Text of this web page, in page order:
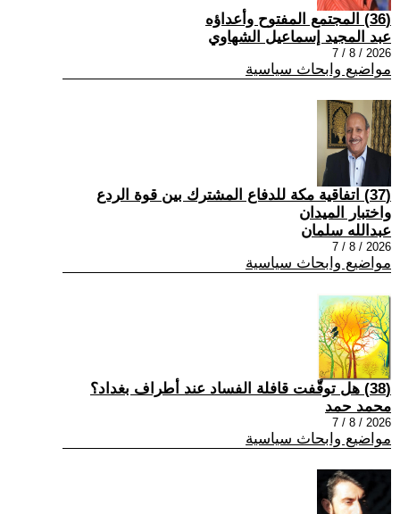
(36) المجتمع المفتوح وأعداؤه
عبد المجيد إسماعيل الشهاوي
2026 / 8 / 7
مواضيع وابحاث سياسية
(37) اتفاقية مكة للدفاع المشترك بين قوة الردع
واختبار الميدان
عبدالله سلمان
2026 / 8 / 7
مواضيع وابحاث سياسية
(38) هل توقّفت قافلة الفساد عند أطراف بغداد؟
محمد حمد
2026 / 8 / 7
مواضيع وابحاث سياسية